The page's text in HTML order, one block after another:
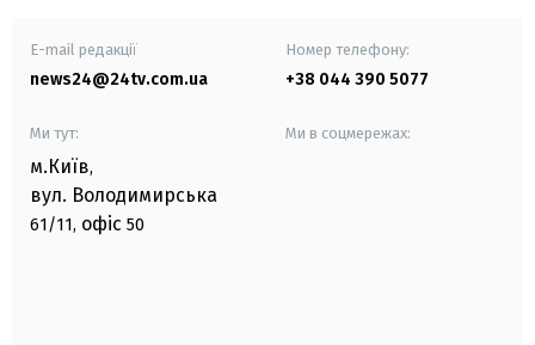
E-mail редакції
news24@24tv.com.ua
Номер телефону:
+38 044 390 5077
Ми тут:
м.Київ,
вул. Володимирська
61/11, офіс 50
Ми в соцмережах: